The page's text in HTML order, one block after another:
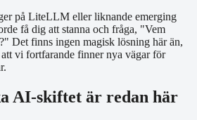
på LiteLLM eller liknande emerging
få dig att stanna och fråga, "Vem
Det finns ingen magisk lösning här än,
vi fortfarande finner nya vägar för
AI-skiftet är redan här